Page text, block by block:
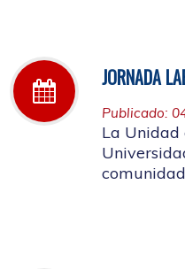
JORNADA
Publicado:
La Unidad